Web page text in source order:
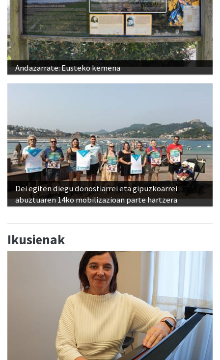
Andazarrate: Eusteko kemena
Dei egiten diegu donostiarrei eta gipuzkoarrei
abuztuaren 14ko mobilizazioan parte hartzera
Ikusienak